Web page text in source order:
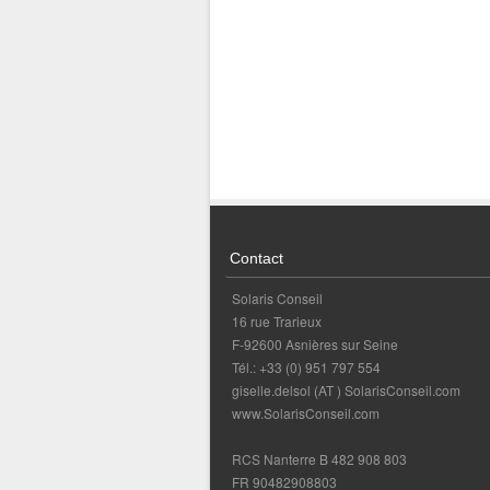
Contact
Solaris Conseil
16 rue Trarieux
F-92600 Asnières sur Seine
Tél.: +33 (0) 951 797 554
giselle.delsol (AT ) SolarisConseil.com
www.SolarisConseil.com
RCS Nanterre B 482 908 803
FR 90482908803